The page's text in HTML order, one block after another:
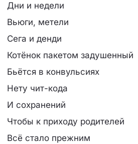
Дни и недели
Вьюги, метели
Сега и денди
Котёнок пакетом задушенный
Бьётся в конвульсиях
Нету чит-кода
И сохранений
Чтобы к приходу родителей
Всё стало прежним